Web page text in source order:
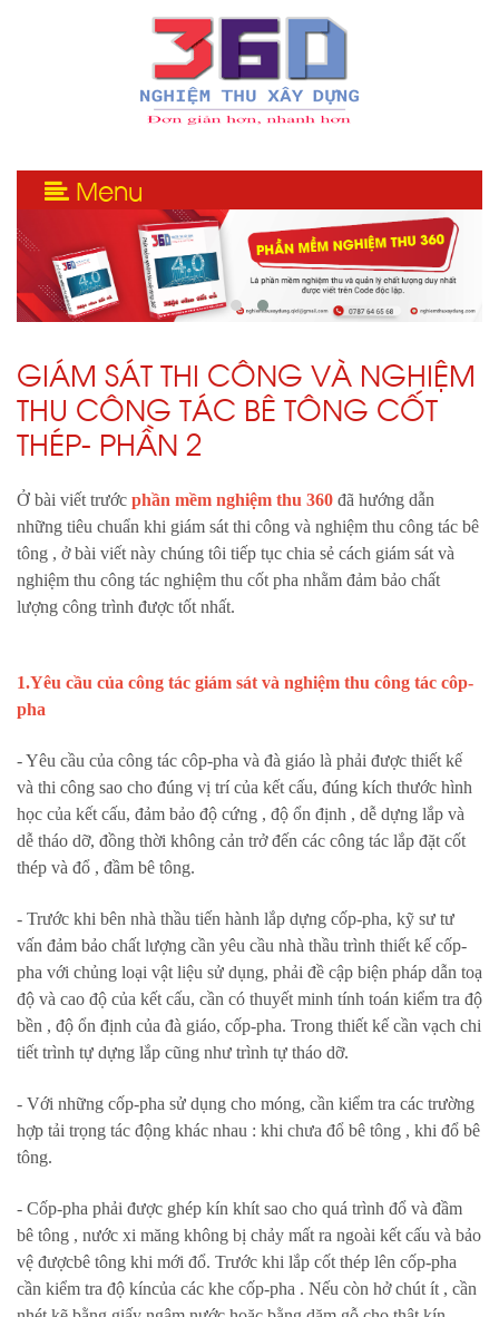
Menu
GIÁM SÁT THI CÔNG VÀ NGHIỆM
THU CÔNG TÁC BÊ TÔNG CỐT
THÉP- PHẦN 2
Ở bài viết trước phần mềm nghiệm thu 360 đã hướng dẫn
những tiêu chuẩn khi giám sát thi công và nghiệm thu công tác bê
tông , ở bài viết này chúng tôi tiếp tục chia sẻ cách giám sát và
nghiệm thu công tác nghiệm thu cốt pha nhằm đảm bảo chất
lượng công trình được tốt nhất.
1.Yêu cầu của công tác giám sát và nghiệm thu công tác côp-
pha
- Yêu cầu của công tác côp-pha và đà giáo là phải được thiết kế
và thi công sao cho đúng vị trí của kết cấu, đúng kích thước hình
học của kết cấu, đảm bảo độ cứng , độ ổn định , dễ dựng lắp và
dễ tháo dỡ, đồng thời không cản trở đến các công tác lắp đặt cốt
thép và đổ , đầm bê tông.
- Trước khi bên nhà thầu tiến hành lắp dựng cốp-pha, kỹ sư tư
vấn đảm bảo chất lượng cần yêu cầu nhà thầu trình thiết kế cốp-
pha với chủng loại vật liệu sử dụng, phải đề cập biện pháp dẫn toạ
độ và cao độ của kết cấu, cần có thuyết minh tính toán kiểm tra độ
bền , độ ổn định của đà giáo, cốp-pha. Trong thiết kế cần vạch chi
tiết trình tự dựng lắp cũng như trình tự tháo dỡ.
- Với những cốp-pha sử dụng cho móng, cần kiểm tra các trường
hợp tải trọng tác động khác nhau : khi chưa đổ bê tông , khi đổ bê
tông.
- Cốp-pha phải được ghép kín khít sao cho quá trình đổ và đầm
bê tông , nước xi măng không bị chảy mất ra ngoài kết cấu và bảo
vệ đượcbê tông khi mới đổ. Trước khi lắp cốt thép lên cốp-pha
cần kiểm tra độ kíncủa các khe cốp-pha . Nếu còn hở chút ít , cần